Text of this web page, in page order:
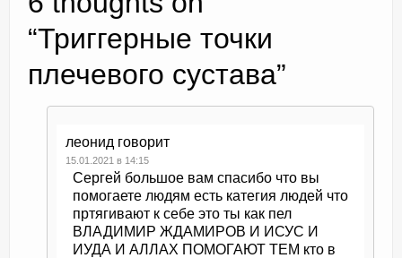
“Триггерные точки
плечевого сустава”
леонид говорит
15.01.2021 в 14:15
Сергей большое вам спасибо что вы
помогаете людям есть категия людей что
пртягивают к себе это ты как пел
ВЛАДИМИР ЖДАМИРОВ И ИСУС И
ИУДА И АЛЛАХ ПОМОГАЮТ ТЕМ кто в